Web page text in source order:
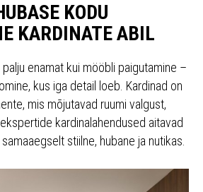
KODU
KARDINATE ABIL
enamat kui mööbli paigutamine –
kus iga detail loeb. Kardinad on
mis mõjutavad ruumi valgust,
kardinalahendused aitavad
stiilne, hubane ja nutikas.